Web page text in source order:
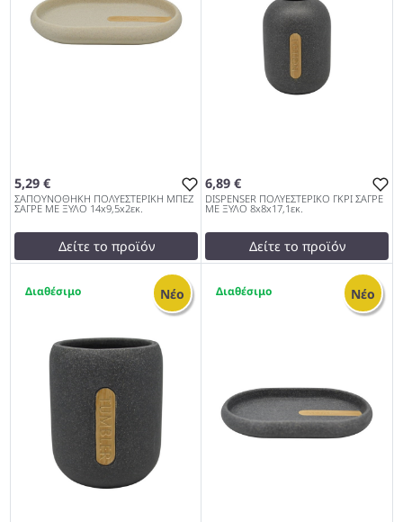
5,29 €
ΣΑΠΟΥΝΟΘΗΚΗ ΠΟΛΥΕΣΤΕΡΙΚΗ ΜΠΕΖ
ΣΑΓΡΕ ΜΕ ΞΥΛΟ 14x9,5x2εκ.
Δείτε το προϊόν
testFalse
ΠΟΛΥΕΣΤΕΡΙΚΗ ΜΠΕΖ
ΣΑΓΡΕ ΜΕ ΞΥΛΟ 14x9,5x2εκ.
6,89 €
DISPENSER ΠΟΛΥΕΣΤΕΡΙΚΟ ΓΚΡΙ ΣΑΓΡΕ
ΜΕ ΞΥΛΟ 8x8x17,1εκ.
Δείτε το προϊόν
testFalse
DISPENSER ΠΟΛΥΕΣΤΕΡΙΚΟ
Νέο Νέο